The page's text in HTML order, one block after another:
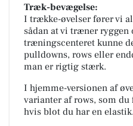
Træk-bevægelse:
I trække-øvelser fører vi
sådan at vi træner ryggen
træningscenteret kunne
pulldowns, rows eller
man er rigtig stærk.
I hjemme-versionen af
varianter af rows, som
hvis blot du har en elastik.